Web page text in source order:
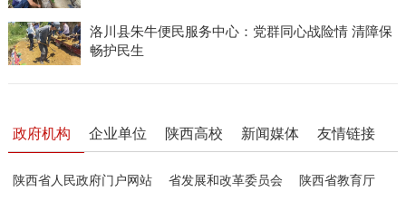
洛川县朱牛便民服务中心：党群同心战险情 清障保
畅护民生
政府机构 企业单位 陕西高校 新闻媒体 友情链接
陕西省人民政府门户网站 省发展和改革委员会 陕西省教育厅